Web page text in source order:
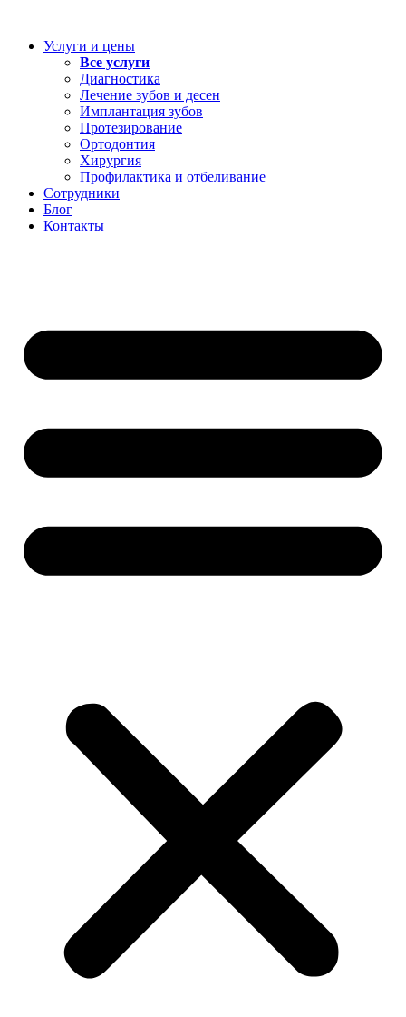
содержимому
Услуги и цены
Все услуги
Диагностика
Лечение зубов и десен
Имплантация зубов
Протезирование
Ортодонтия
Хирургия
Профилактика и отбеливание
Сотрудники
Блог
Контакты